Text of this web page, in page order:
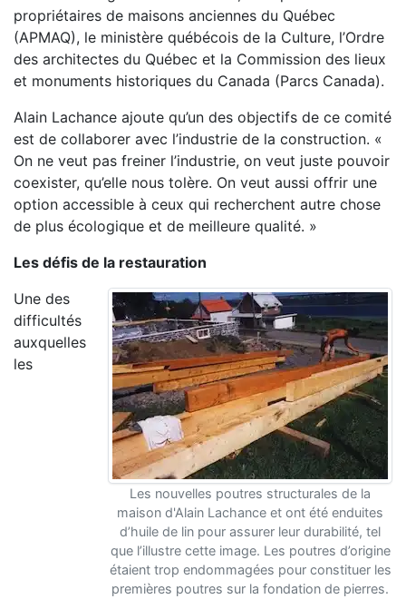
propriétaires de maisons anciennes du Québec
(APMAQ), le ministère québécois de la Culture, l’Ordre
des architectes du Québec et la Commission des lieux
et monuments historiques du Canada (Parcs Canada).
Alain Lachance ajoute qu’un des objectifs de ce comité
est de collaborer avec l’industrie de la construction. «
On ne veut pas freiner l’industrie, on veut juste pouvoir
coexister, qu’elle nous tolère. On veut aussi offrir une
option accessible à ceux qui recherchent autre chose
de plus écologique et de meilleure qualité. »
Les défis de la restauration
Les nouvelles poutres structurales de la
maison d'Alain Lachance et ont été enduites
d’huile de lin pour assurer leur durabilité, tel
que l’illustre cette image. Les poutres d’origine
étaient trop endommagées pour constituer les
premières poutres sur la fondation de pierres.
Une des
difficultés
auxquelles
les